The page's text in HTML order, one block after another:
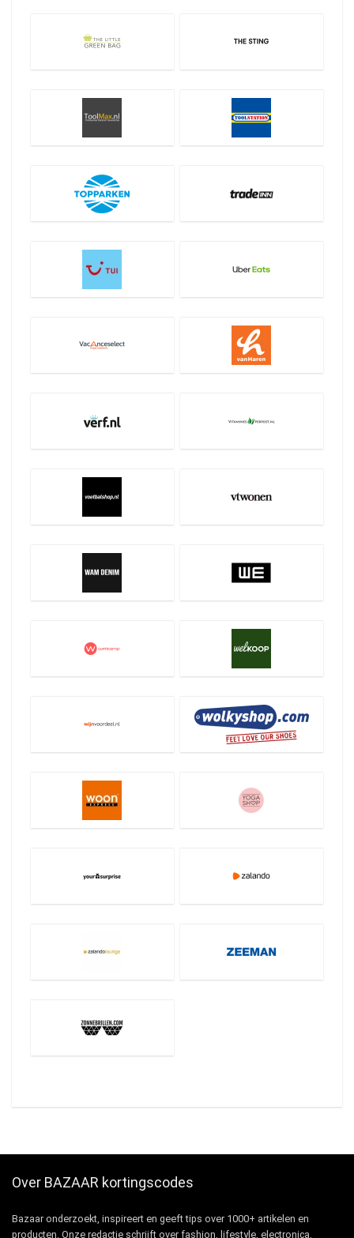
Over BAZAAR kortingscodes
Bazaar onderzoekt, inspireert en geeft tips over 1000+ artikelen en
producten. Onze redactie schrijft over fashion, lifestyle, electronica,